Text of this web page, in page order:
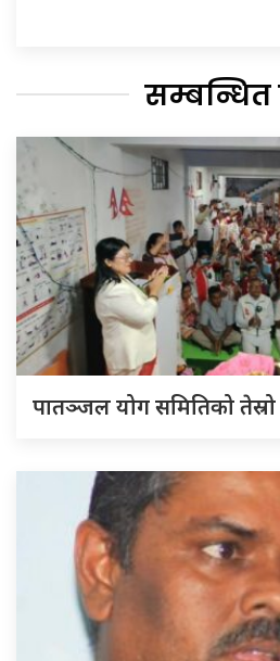
पातञ्जल योग समितिको तेस्रो